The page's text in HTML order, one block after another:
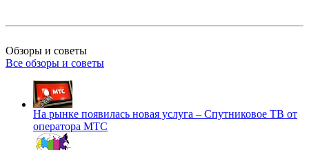
Обзоры и советы
Все обзоры и советы
На рынке появилась новая услуга – Спутниковое ТВ от
оператора МТС